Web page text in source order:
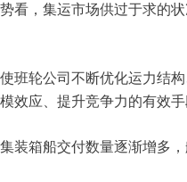
看，集运市场供过于求的
班轮公司不断优化运力结
效应、提升竞争力的有效
装箱船交付数量逐渐增多